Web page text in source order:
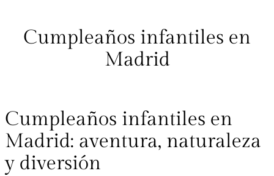
Cumpleaños infantiles en
Madrid
Cumpleaños infantiles en
Madrid: aventura, naturaleza
y diversión